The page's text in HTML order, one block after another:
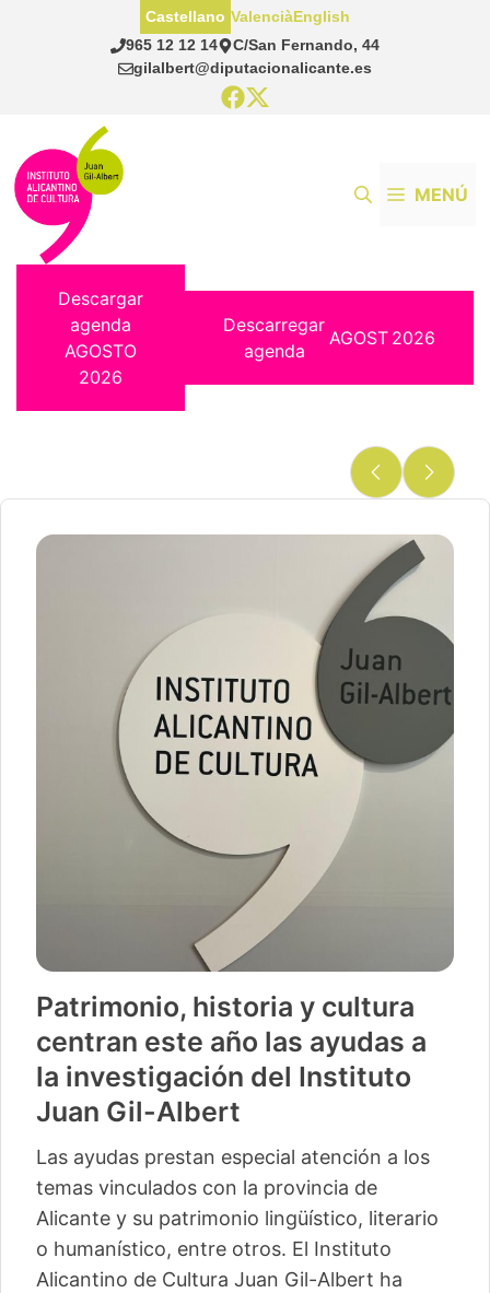
965 12 12 14
C/San Fernando, 44
gilalbert@diputacionalicante.es
Castellano ValenciàEnglish
MENÚ
Descargar
agenda
AGOSTO
2026
Descarregar
agenda
AGOST 2026
Patrimonio, historia y cultura
centran este año las ayudas a
la investigación del Instituto
Juan Gil-Albert
Las ayudas prestan especial atención a los
temas vinculados con la provincia de
Alicante y su patrimonio lingüístico, literario
o humanístico, entre otros. El Instituto
Alicantino de Cultura Juan Gil-Albert ha